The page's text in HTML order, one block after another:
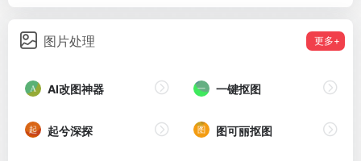
图片处理 更多+
AI改图神器 一键抠图
起兮深探 图可丽抠图